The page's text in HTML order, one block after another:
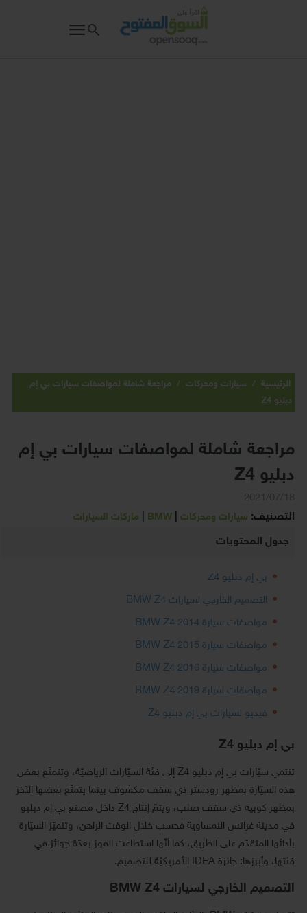
الرئيسية / سيارات ومحركات / مراجعة شاملة لمواصفات سيارات بي إم
دبليو Z4
مراجعة شاملة لمواصفات سيارات بي إم
دبليو Z4
التصنيف: سيارات ومحركات|
BMW ماركات السيارات
جدول المحتويات
بي إم دبليو Z4
التصميم الخارجي لسيارات BMW Z4
مواصفات سيارة BMW Z4 2014
مواصفات سيارة BMW Z4 2015
مواصفات سيارة BMW Z4 2016
مواصفات سيارة BMW Z4 2019
فيديو لسيارات بي إم دبليو Z4
بي إم دبليو Z4
تنتمي سيّارات بي إم دبليو Z4 إلى فئة السيّارات الرياضيّة، وتتمتّع بعض
هذه السيّارة بمظهر رودستر ذي سقف مكشوف بينما يتمتّع بعضها الآخر
بمظهر كوبيه ذي سقف صلب، ويتمّ إنتاج Z4 داخل مصنع بي إم دبليو
في مدينة غراتس النمساوية فحسب خلال الوقت الراهن، وتتميّز السيّارة
بأدائها المتقدّم على الطريق، كما أنّها استطاعت الفوز بعدّة جوائز في
فئتها، وأبرزها: جائزة IDEA الأمريكيّة للتصميم.
التصميم الخارجي لسيارات BMW Z4